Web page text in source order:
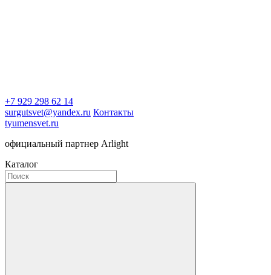
+7 929 298 62 14
surgutsvet@yandex.ru Контакты
tyumensvet.ru
официальный партнер Arlight
Каталог